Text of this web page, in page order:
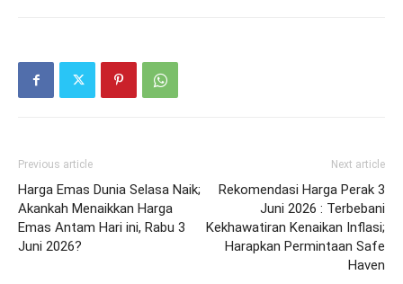
Previous article
Harga Emas Dunia Selasa Naik;
Akankah Menaikkan Harga
Emas Antam Hari ini, Rabu 3
Juni 2026?
Next article
Rekomendasi Harga Perak 3
Juni 2026 : Terbebani
Kekhawatiran Kenaikan Inflasi;
Harapkan Permintaan Safe
Haven